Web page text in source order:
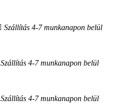
Szállítás 4-7 munkanapon belül
Szállítás 4-7 munkanapon belül
Szállítás 4-7 munkanapon belül